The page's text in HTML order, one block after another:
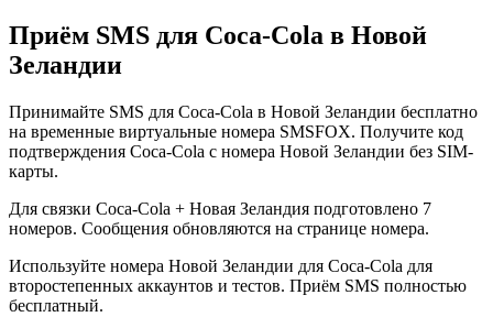
Приём SMS для Coca-Cola в Новой
Зеландии
Принимайте SMS для Coca-Cola в Новой Зеландии бесплатно
на временные виртуальные номера SMSFOX. Получите код
подтверждения Coca-Cola с номера Новой Зеландии без SIM-
карты.
Для связки Coca-Cola + Новая Зеландия подготовлено 7
номеров. Сообщения обновляются на странице номера.
Используйте номера Новой Зеландии для Coca-Cola для
второстепенных аккаунтов и тестов. Приём SMS полностью
бесплатный.